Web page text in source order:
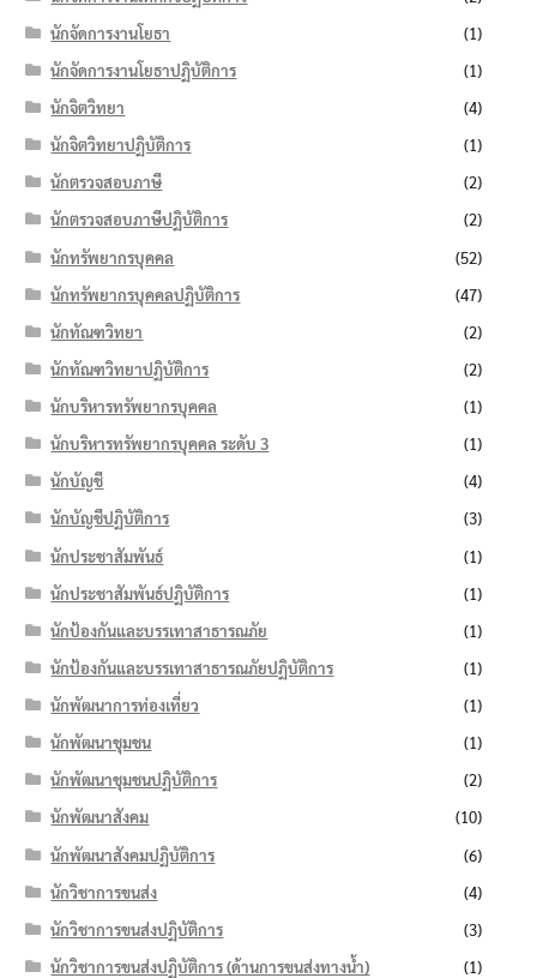
นักจัดการงานโยธา
(1)
นักจัดการงานโยธาปฏิบัติการ
(1)
นักจิตวิทยา
(4)
นักจิตวิทยาปฏิบัติการ
(1)
นักตรวจสอบภาษี
(2)
นักตรวจสอบภาษีปฏิบัติการ
(2)
นักทรัพยากรบุคคล
(52)
นักทรัพยากรบุคคลปฏิบัติการ
(47)
นักทัณฑวิทยา
(2)
นักทัณฑวิทยาปฏิบัติการ
(2)
นักบริหารทรัพยากรบุคคล
(1)
นักบริหารทรัพยากรบุคคล ระดับ 3
(1)
นักบัญชี
(4)
นักบัญชีปฏิบัติการ
(3)
นักประชาสัมพันธ์
(1)
นักประชาสัมพันธ์ปฏิบัติการ
(1)
นักป้องกันและบรรเทาสาธารณภัย
(1)
นักป้องกันและบรรเทาสาธารณภัยปฏิบัติการ
(1)
นักพัฒนาการท่องเที่ยว
(1)
นักพัฒนาชุมชน
(1)
นักพัฒนาชุมชนปฏิบัติการ
(2)
นักพัฒนาสังคม
(10)
นักพัฒนาสังคมปฏิบัติการ
(6)
นักวิชาการขนส่ง
(4)
นักวิชาการขนส่งปฏิบัติการ
(3)
นักวิชาการขนส่งปฏิบัติการ (ด้านการขนส่งทางน้ำ)
(1)